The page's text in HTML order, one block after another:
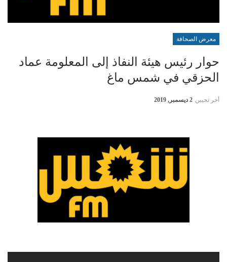
معرض الصحافة
حوار رئيس هيئة النفاذ إلى المعلومة عماد
الحزقي في شمس ماغ
أخر تحيين 2 ديسمبر, 2019